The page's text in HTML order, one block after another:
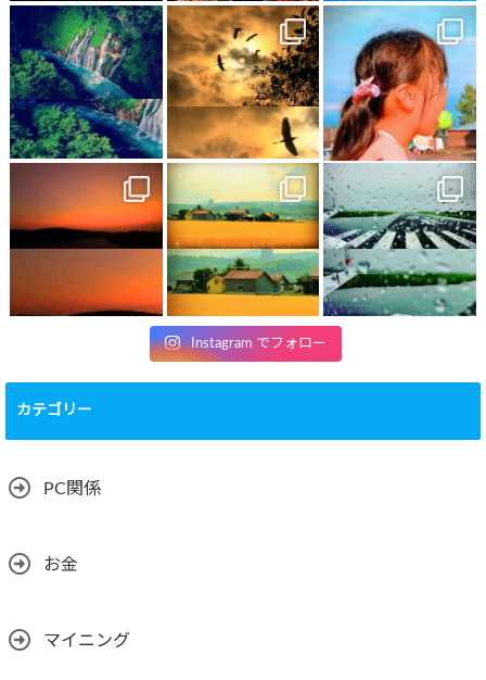
Instagram でフォロー
カテゴリー
PC関係
お金
マイニング